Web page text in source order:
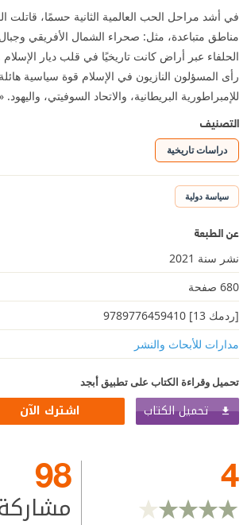
في أشد مراحل الحب العالمية الثانية حسمًا، قاتلت
مناطق متباعدة، مثل: صحراء الشمال الأفريقي
الحلفاء عبر أراض كانت تاريخيًا في قلب ديار
رأى المسؤلون النازيون في الإسلام قوة سياسية
للإمبراطورية البريطانية، والاتحاد السوفيتي،
التصنيف
دراسات تاريخية
سياسة دولية
عن الطبعة
نشر سنة 2021
680 صفحة
[ردمك 13] 9789776459410
مدارات للأبحاث والنشر
تحميل وقراءة الكتاب على تطبيق أبجد
تحميل الكتاب اشترك الآن
4
98